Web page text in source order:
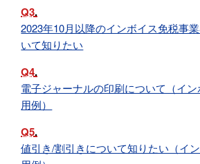
Q3
2023年10月以降のインボイス免税事
いて知りたい
Q4
電子ジャーナルの印刷について（イ
用例）
Q5
値引き/割引きについて知りたい（イ